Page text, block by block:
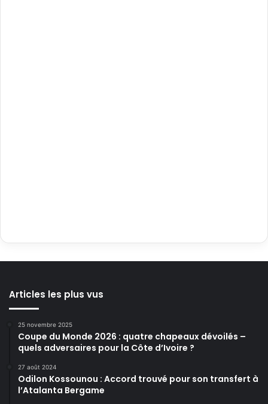
Articles les plus vus
25 novembre 2025
Coupe du Monde 2026 : quatre chapeaux dévoilés –
quels adversaires pour la Côte d’Ivoire ?
27 août 2024
Odilon Kossounou : Accord trouvé pour son transfert à
l’Atalanta Bergame